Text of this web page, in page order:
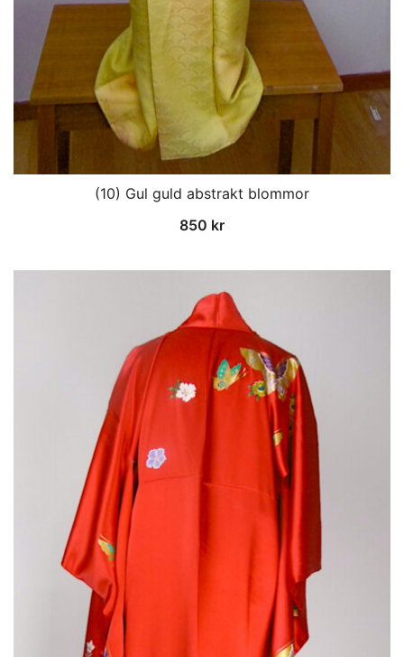
(10) Gul guld abstrakt blommor
850 kr